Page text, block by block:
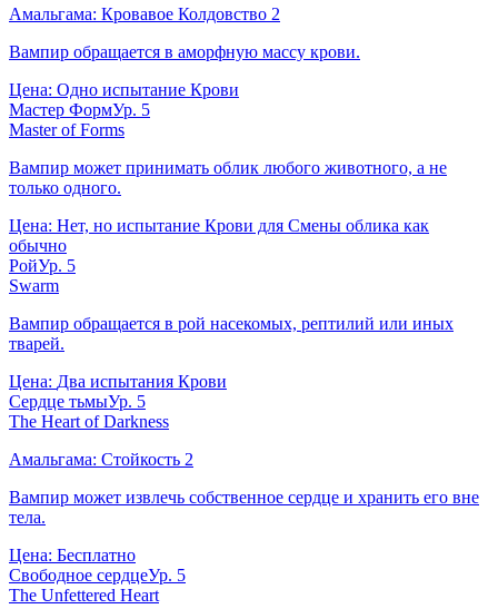
Амальгама: Кровавое Колдовство 2
Вампир обращается в аморфную массу крови.
Цена: Одно испытание Крови
Мастер ФормУр. 5
Master of Forms
Вампир может принимать облик любого животного, а не
только одного.
Цена: Нет, но испытание Крови для Смены облика как
обычно
РойУр. 5
Swarm
Вампир обращается в рой насекомых, рептилий или иных
тварей.
Цена: Два испытания Крови
Сердце тьмыУр. 5
The Heart of Darkness
Амальгама: Стойкость 2
Вампир может извлечь собственное сердце и хранить его вне
тела.
Цена: Бесплатно
Свободное сердцеУр. 5
The Unfettered Heart